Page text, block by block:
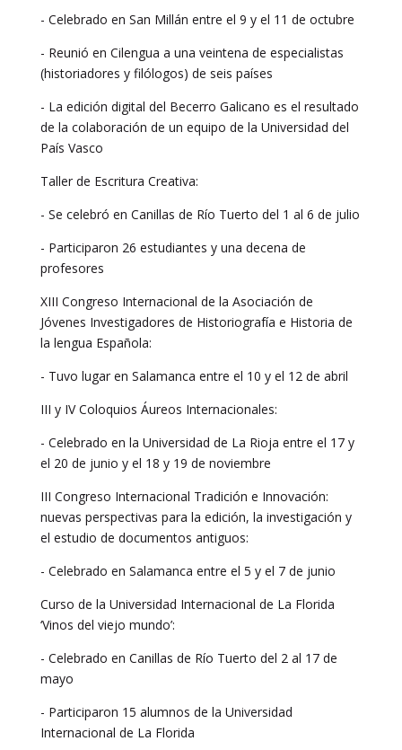
- Celebrado en San Millán entre el 9 y el 11 de octubre
- Reunió en Cilengua a una veintena de especialistas
(historiadores y filólogos) de seis países
- La edición digital del Becerro Galicano es el resultado
de la colaboración de un equipo de la Universidad del
País Vasco
Taller de Escritura Creativa:
- Se celebró en Canillas de Río Tuerto del 1 al 6 de julio
- Participaron 26 estudiantes y una decena de
profesores
XIII Congreso Internacional de la Asociación de
Jóvenes Investigadores de Historiografía e Historia de
la lengua Española:
- Tuvo lugar en Salamanca entre el 10 y el 12 de abril
III y IV Coloquios Áureos Internacionales:
- Celebrado en la Universidad de La Rioja entre el 17 y
el 20 de junio y el 18 y 19 de noviembre
III Congreso Internacional Tradición e Innovación:
nuevas perspectivas para la edición, la investigación y
el estudio de documentos antiguos:
- Celebrado en Salamanca entre el 5 y el 7 de junio
Curso de la Universidad Internacional de La Florida
‘Vinos del viejo mundo’:
- Celebrado en Canillas de Río Tuerto del 2 al 17 de
mayo
- Participaron 15 alumnos de la Universidad
Internacional de La Florida